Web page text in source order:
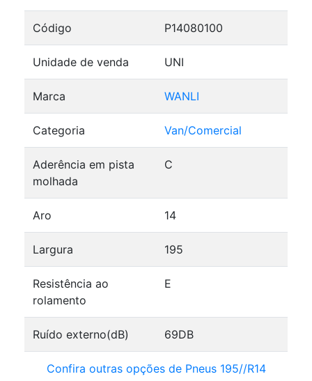
Código P14080100
Unidade de venda UNI
Marca WANLI
Categoria Van/Comercial
Aderência em pista
molhada
C
Aro 14
Largura 195
Resistência ao
rolamento
E
Ruído externo(dB) 69DB
Confira outras opções de Pneus 195//R14